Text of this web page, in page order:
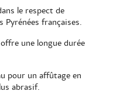
le respect de
Pyrénées françaises.
une longue durée
pour un affûtage en
abrasif.